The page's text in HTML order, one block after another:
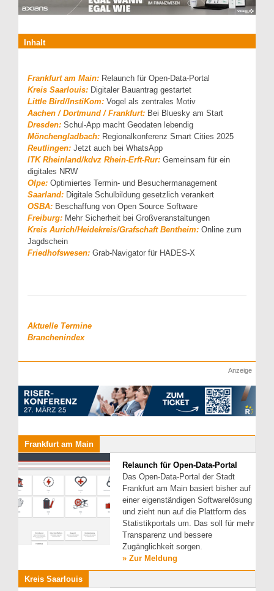
Inhalt
Frankfurt am Main: Relaunch für Open-Data-Portal
Kreis Saarlouis: Digitaler Bauantrag gestartet
Little Bird/InstiKom: Vogel als zentrales Motiv
Aachen / Dortmund / Frankfurt: Bei Bluesky am Start
Dresden: Schul-App macht Geodaten lebendig
Mönchengladbach: Regionalkonferenz Smart Cities 2025
Reutlingen: Jetzt auch bei WhatsApp
ITK Rheinland/kdvz Rhein-Erft-Rur: Gemeinsam für ein
digitales NRW
Olpe: Optimiertes Termin- und Besuchermanagement
Saarland: Digitale Schulbildung gesetzlich verankert
OSBA: Beschaffung von Open Source Software
Freiburg: Mehr Sicherheit bei Großveranstaltungen
Kreis Aurich/Heidekreis/Grafschaft Bentheim: Online zum
Jagdschein
Friedhofswesen: Grab-Navigator für HADES-X
Aktuelle Termine
Branchenindex
Anzeige
Frankfurt am Main
Relaunch für Open-Data-Portal
Das Open-Data-Portal der Stadt
Frankfurt am Main basiert bisher auf
einer eigenständigen Softwarelösung
und zieht nun auf die Plattform des
Statistikportals um. Das soll für mehr
Transparenz und bessere
Zugänglichkeit sorgen.
» Zur Meldung
Kreis Saarlouis